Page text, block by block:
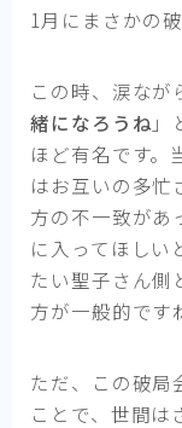
1月にまさかの
この時、涙なが
緒になろうね」
ほど有名です。
はお互いの多忙
方の不一致があ
に入ってほしい
たい聖子さん側
方が一般的です
ただ、この破局
ことで、世間は